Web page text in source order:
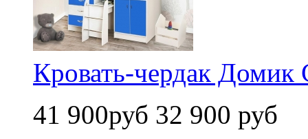
Кровать-чердак Домик
41 900руб 32 900 руб